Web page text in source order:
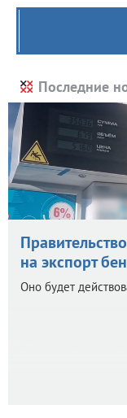
Последние
на экспорт
Оно будет